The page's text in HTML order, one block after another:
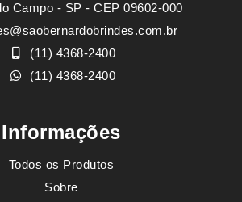
Campo - SP - CEP 09602-000
(11) 4368-2400
(11) 4368-2400
Informações
Todos os Produtos
Sobre